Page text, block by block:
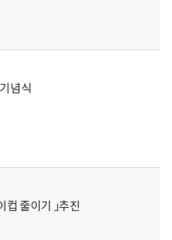
념식
컵 줄이기 」추진